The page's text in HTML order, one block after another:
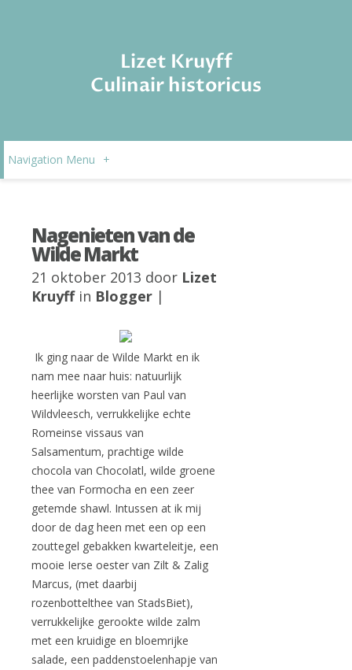
Lizet Kruyff
Culinair historicus
Navigation Menu +
Nagenieten van de
Wilde Markt
21 oktober 2013 door Lizet
Kruyffin Blogger |
Ik ging naar de Wilde Markt en ik
nam mee naar huis: natuurlijk
heerlijke worsten van Paul van
Wildvleesch, verrukkelijke echte
Romeinse vissaus van
Salsamentum, prachtige wilde
chocola van Chocolatl, wilde groene
thee van Formocha en een zeer
getemde shawl. Intussen at ik mij
door de dag heen met een op een
zouttegel gebakken kwarteleitje, een
mooie Ierse oester van Zilt & Zalig
Marcus, (met daarbij
rozenbottelthee van StadsBiet),
verrukkelijke gerookte wilde zalm
met een kruidige en bloemrijke
salade, een paddenstoelenhapje van